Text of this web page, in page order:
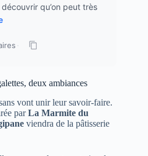
qu’on peut très
·
deux ambiances
vont unir leur savoir-faire.
parLa Marmite du
viendra de la pâtisserie